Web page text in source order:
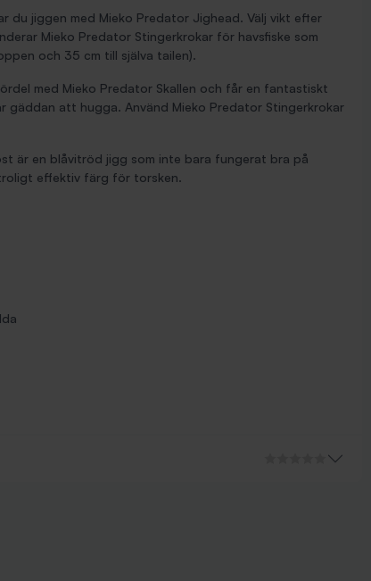
du jiggen med Mieko Predator Jighead. Välj vikt efter
Mieko Predator Stingerkrokar för havsfiske som
och 35 cm till själva tailen).
med Mieko Predator Skallen och får en fantastiskt
gäddan att hugga. Använd Mieko Predator Stingerkrokar
är en blåvitröd jigg som inte bara fungerat bra på
effektiv färg för torsken.